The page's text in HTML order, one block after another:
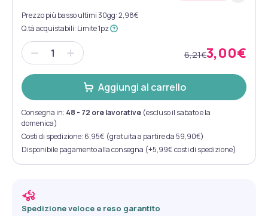
Prezzo più basso ultimi 30gg: 2,98€
Q.tà acquistabili: Limite 1pz
6,21€3,00€
Aggiungi al carrello
Consegna in: 48 - 72 ore lavorative (escluso il sabato e la
domenica)
Costi di spedizione: 6,95€ (gratuita a partire da 59,90€)
Disponibile pagamento alla consegna (+5,99€ costi di spedizione)
Spedizione veloce e reso garantito